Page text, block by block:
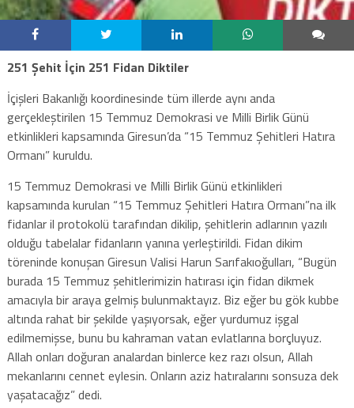
251 Şehit İçin 251 Fidan Diktiler
İçişleri Bakanlığı koordinesinde tüm illerde aynı anda
gerçekleştirilen 15 Temmuz Demokrasi ve Milli Birlik Günü
etkinlikleri kapsamında Giresun’da “15 Temmuz Şehitleri Hatıra
Ormanı” kuruldu.
15 Temmuz Demokrasi ve Milli Birlik Günü etkinlikleri
kapsamında kurulan “15 Temmuz Şehitleri Hatıra Ormanı”na ilk
fidanlar il protokolü tarafından dikilip, şehitlerin adlarının yazılı
olduğu tabelalar fidanların yanına yerleştirildi. Fidan dikim
töreninde konuşan Giresun Valisi Harun Sarıfakıoğulları, “Bugün
burada 15 Temmuz şehitlerimizin hatırası için fidan dikmek
amacıyla bir araya gelmiş bulunmaktayız. Biz eğer bu gök kubbe
altında rahat bir şekilde yaşıyorsak, eğer yurdumuz işgal
edilmemişse, bunu bu kahraman vatan evlatlarına borçluyuz.
Allah onları doğuran analardan binlerce kez razı olsun, Allah
mekanlarını cennet eylesin. Onların aziz hatıralarını sonsuza dek
yaşatacağız” dedi.